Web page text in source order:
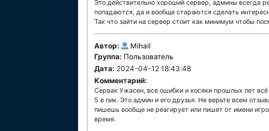
Это действительно хороший сервер, админы всегда
попадаются, да и вообще стараются сделать
Так что зайти на сервер стоит как минимум чтобы
Автор:
Mihail
Группа: Пользователь
Дата: 2024-04-12 18:43:48
Комментарий:
Сервак Ужасен, все ошибки и косяки прошлых лет
5 в пик. Это админ и его друзья. Не верьте всем
пишешь вообще не реагирует или пишет от имени
время.